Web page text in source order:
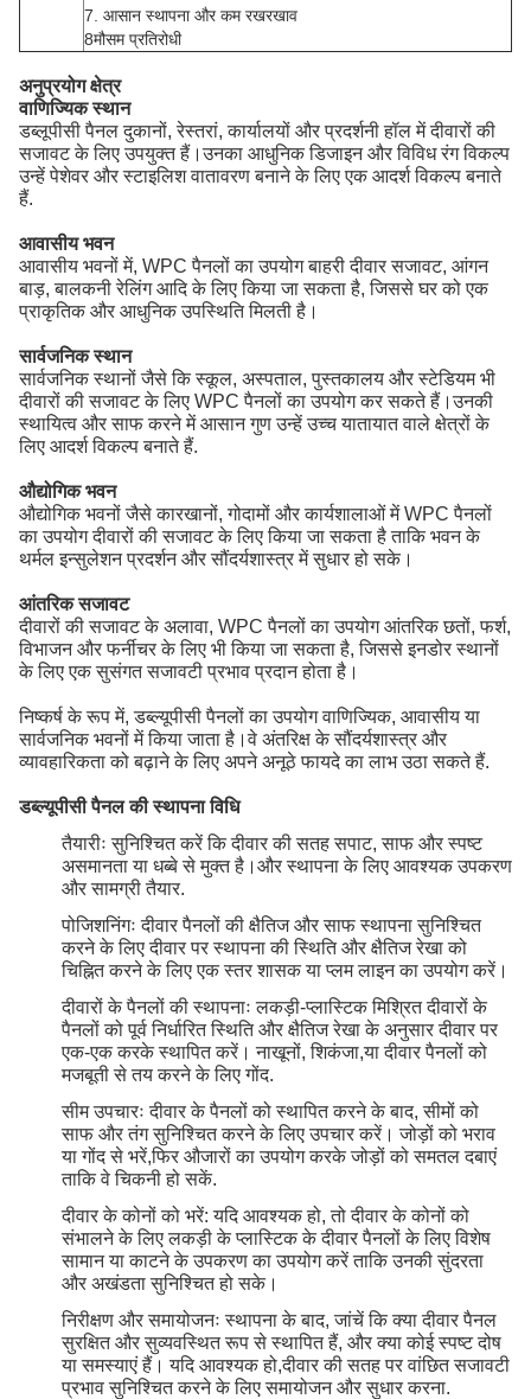
7. आसान स्थापना और कम रखरखाव
8मौसम प्रतिरोधी
अनुप्रयोग क्षेत्र
वाणिज्यिक स्थान
डब्लूपीसी पैनल दुकानों, रेस्तरां, कार्यालयों और प्रदर्शनी हॉल में दीवारों की
सजावट के लिए उपयुक्त हैं।उनका आधुनिक डिजाइन और विविध रंग विकल्प
उन्हें पेशेवर और स्टाइलिश वातावरण बनाने के लिए एक आदर्श विकल्प बनाते
हैं.
आवासीय भवन
आवासीय भवनों में, WPC पैनलों का उपयोग बाहरी दीवार सजावट, आंगन
बाड़, बालकनी रेलिंग आदि के लिए किया जा सकता है, जिससे घर को एक
प्राकृतिक और आधुनिक उपस्थिति मिलती है।
सार्वजनिक स्थान
सार्वजनिक स्थानों जैसे कि स्कूल, अस्पताल, पुस्तकालय और स्टेडियम भी
दीवारों की सजावट के लिए WPC पैनलों का उपयोग कर सकते हैं।उनकी
स्थायित्व और साफ करने में आसान गुण उन्हें उच्च यातायात वाले क्षेत्रों के
लिए आदर्श विकल्प बनाते हैं.
औद्योगिक भवन
औद्योगिक भवनों जैसे कारखानों, गोदामों और कार्यशालाओं में WPC पैनलों
का उपयोग दीवारों की सजावट के लिए किया जा सकता है ताकि भवन के
थर्मल इन्सुलेशन प्रदर्शन और सौंदर्यशास्त्र में सुधार हो सके।
आंतरिक सजावट
दीवारों की सजावट के अलावा, WPC पैनलों का उपयोग आंतरिक छतों, फर्श,
विभाजन और फर्नीचर के लिए भी किया जा सकता है, जिससे इनडोर स्थानों
के लिए एक सुसंगत सजावटी प्रभाव प्रदान होता है।
निष्कर्ष के रूप में, डब्ल्यूपीसी पैनलों का उपयोग वाणिज्यिक, आवासीय या
सार्वजनिक भवनों में किया जाता है।वे अंतरिक्ष के सौंदर्यशास्त्र और
व्यावहारिकता को बढ़ाने के लिए अपने अनूठे फायदे का लाभ उठा सकते हैं.
डब्ल्यूपीसी पैनल की स्थापना विधि
तैयारीः सुनिश्चित करें कि दीवार की सतह सपाट, साफ और स्पष्ट
असमानता या धब्बे से मुक्त है।और स्थापना के लिए आवश्यक उपकरण
और सामग्री तैयार.
पोजिशनिंगः दीवार पैनलों की क्षैतिज और साफ स्थापना सुनिश्चित
करने के लिए दीवार पर स्थापना की स्थिति और क्षैतिज रेखा को
चिह्नित करने के लिए एक स्तर शासक या प्लम लाइन का उपयोग करें।
दीवारों के पैनलों की स्थापनाः लकड़ी-प्लास्टिक मिश्रित दीवारों के
पैनलों को पूर्व निर्धारित स्थिति और क्षैतिज रेखा के अनुसार दीवार पर
एक-एक करके स्थापित करें। नाखूनों, शिकंजा,या दीवार पैनलों को
मजबूती से तय करने के लिए गोंद.
सीम उपचारः दीवार के पैनलों को स्थापित करने के बाद, सीमों को
साफ और तंग सुनिश्चित करने के लिए उपचार करें। जोड़ों को भराव
या गोंद से भरें,फिर औजारों का उपयोग करके जोड़ों को समतल दबाएं
ताकि वे चिकनी हो सकें.
दीवार के कोनों को भरें: यदि आवश्यक हो, तो दीवार के कोनों को
संभालने के लिए लकड़ी के प्लास्टिक के दीवार पैनलों के लिए विशेष
सामान या काटने के उपकरण का उपयोग करें ताकि उनकी सुंदरता
और अखंडता सुनिश्चित हो सके।
निरीक्षण और समायोजनः स्थापना के बाद, जांचें कि क्या दीवार पैनल
सुरक्षित और सुव्यवस्थित रूप से स्थापित हैं, और क्या कोई स्पष्ट दोष
या समस्याएं हैं। यदि आवश्यक हो,दीवार की सतह पर वांछित सजावटी
प्रभाव सुनिश्चित करने के लिए समायोजन और सुधार करना.